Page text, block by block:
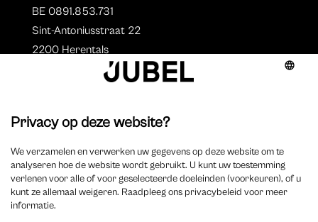
BE 0891.853.731
Sint-Antoniusstraat 22
2200 Herentals
Auteurs
Overzicht auteurs
Auteur worden?